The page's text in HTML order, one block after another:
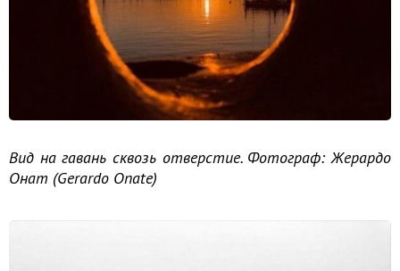
Вид на гавань сквозь отверстие. Фотограф: Жерардо
Онат (Gerardo Onate)